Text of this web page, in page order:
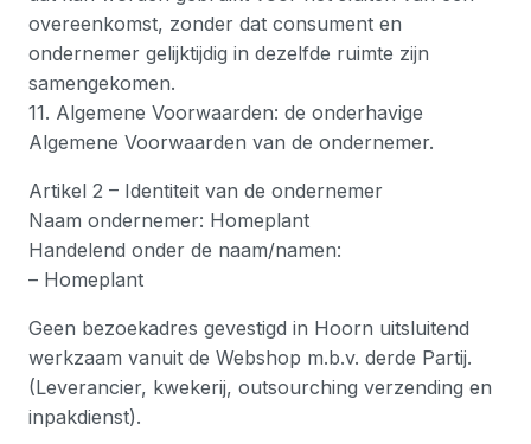
overeenkomst, zonder dat consument en
ondernemer gelijktijdig in dezelfde ruimte zijn
samengekomen.
11. Algemene Voorwaarden: de onderhavige
Algemene Voorwaarden van de ondernemer.
Artikel 2 – Identiteit van de ondernemer
Naam ondernemer: Homeplant
Handelend onder de naam/namen:
– Homeplant
Geen bezoekadres gevestigd in Hoorn uitsluitend
werkzaam vanuit de Webshop m.b.v. derde Partij.
(Leverancier, kwekerij, outsourching verzending en
inpakdienst).